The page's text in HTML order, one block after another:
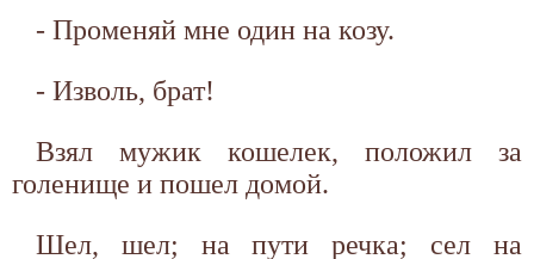
- Променяй мне один на козу.
- Изволь, брат!
Взял мужик кошелек, положил за
голенище и пошел домой.
Шел, шел; на пути речка; сел на